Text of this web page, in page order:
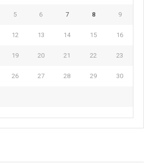
5 6 7 8 9
12 13 14 15 16
19 20 21 22 23
26 27 28 29 30